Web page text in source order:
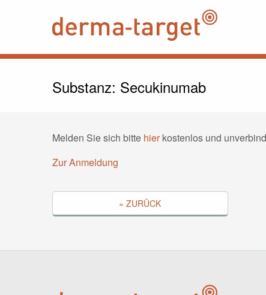
Substanz: Secukinumab
Melden Sie sich bitte hierkostenlos und
Zur Anmeldung
« ZURÜCK